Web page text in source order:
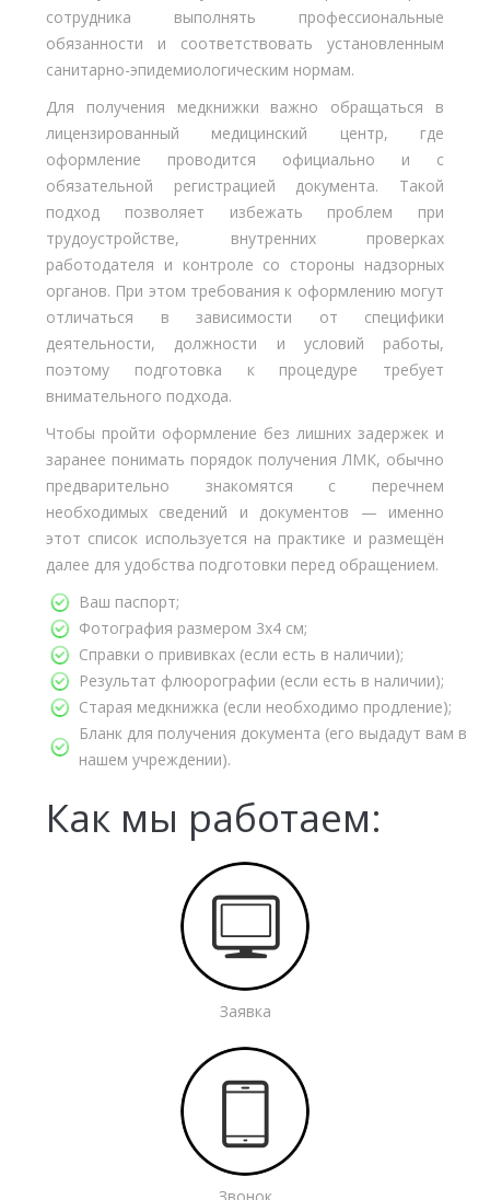
сотрудника выполнять профессиональные
обязанности и соответствовать установленным
санитарно-эпидемиологическим нормам.
Для получения медкнижки важно обращаться в
лицензированный медицинский центр, где
оформление проводится официально и с
обязательной регистрацией документа. Такой
подход позволяет избежать проблем при
трудоустройстве, внутренних проверках
работодателя и контроле со стороны надзорных
органов. При этом требования к оформлению могут
отличаться в зависимости от специфики
деятельности, должности и условий работы,
поэтому подготовка к процедуре требует
внимательного подхода.
Чтобы пройти оформление без лишних задержек и
заранее понимать порядок получения ЛМК, обычно
предварительно знакомятся с перечнем
необходимых сведений и документов — именно
этот список используется на практике и размещён
далее для удобства подготовки перед обращением.
Ваш паспорт;
Фотография размером 3х4 см;
Справки о прививках (если есть в наличии);
Результат флюорографии (если есть в наличии);
Старая медкнижка (если необходимо продление);
Бланк для получения документа (его выдадут вам в
нашем учреждении).
Как мы работаем:
Заявка